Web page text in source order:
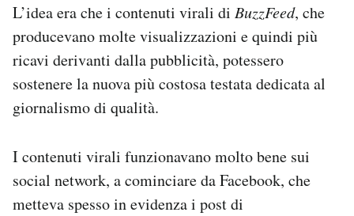
L’idea era che i contenuti virali di BuzzFeed, che
producevano molte visualizzazioni e quindi più
ricavi derivanti dalla pubblicità, potessero
sostenere la nuova più costosa testata dedicata al
giornalismo di qualità.
I contenuti virali funzionavano molto bene sui
social network, a cominciare da Facebook, che
metteva spesso in evidenza i post di